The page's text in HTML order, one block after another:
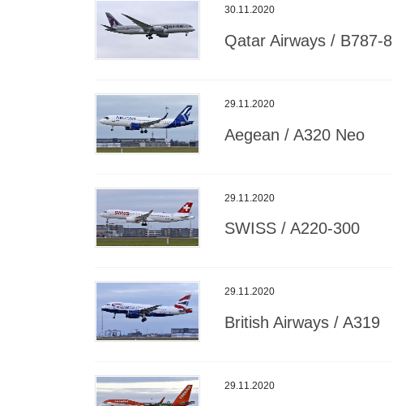
30.11.2020
Qatar Airways / B787-8
29.11.2020
Aegean / A320 Neo
29.11.2020
SWISS / A220-300
29.11.2020
British Airways / A319
29.11.2020